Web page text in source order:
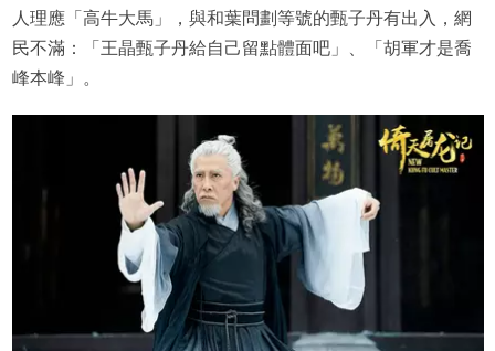
人理應「高牛大馬」，與和葉問劃等號的甄子丹有出入，網
民不滿：「王晶甄子丹給自己留點體面吧」、「胡軍才是喬
峰本峰」。